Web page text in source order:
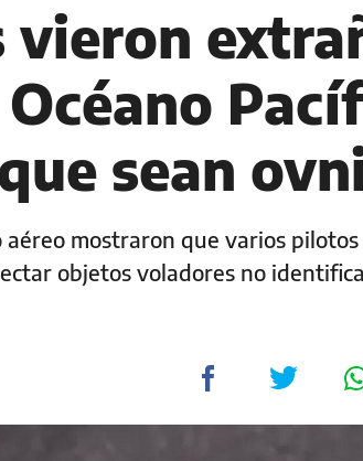
vieron
sean
mostraron que varios
objetos voladores no